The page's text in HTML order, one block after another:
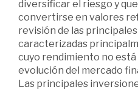
diversificar el riesgo y
convertirse en valores
revisión de las
caracterizadas
cuyo rendimiento no
evolución del mercado
Las principales